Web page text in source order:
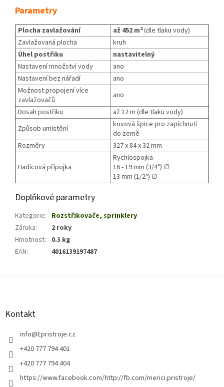
Parametry
Plocha zavlažování až 452 m2(dle tlaku vody)
Zavlažovaná plocha
kruh
Úhel postřiku
nastavitelný
Nastavení množství vody
ano
Nastavení bez nářadí
ano
Možnost propojení více
zavlažovačů
ano
Dosah postřiku
až 12 m (dle tlaku vody)
Způsob umístění
kovová špice pro zapíchnutí
do země
Rozměry
327 x 84 x 32 mm
Hadicová přípojka
Rychlospojka
16 - 19 mm (3/4") ∅
13 mm (1/2") ∅
Doplňkové parametry
Kategorie: Rozstřikovače, sprinklery
Záruka:
2 roky
Hmotnost:
0.3 kg
EAN: 4016139197487
Z
Kontakt
info@Epristroje.cz
+420 777 794 401
+420 777 794 404
https://www.facebook.com/http://fb.com/merici.pristroje/